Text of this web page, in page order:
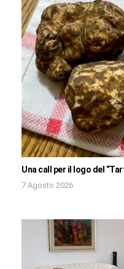
Una call per il logo del
7 Agosto 2026